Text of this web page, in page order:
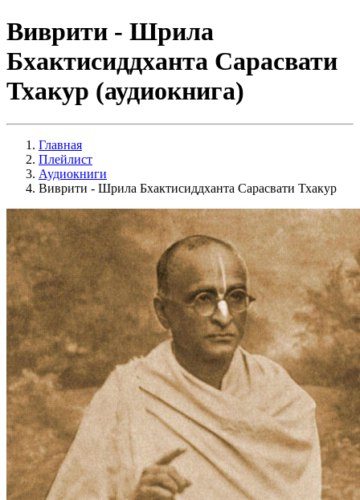
Виврити - Шрила
Бхактисиддханта Сарасвати
Тхакур (аудиокнига)
Главная
Плейлист
Аудиокниги
Виврити - Шрила Бхактисиддханта Сарасвати Тхакур